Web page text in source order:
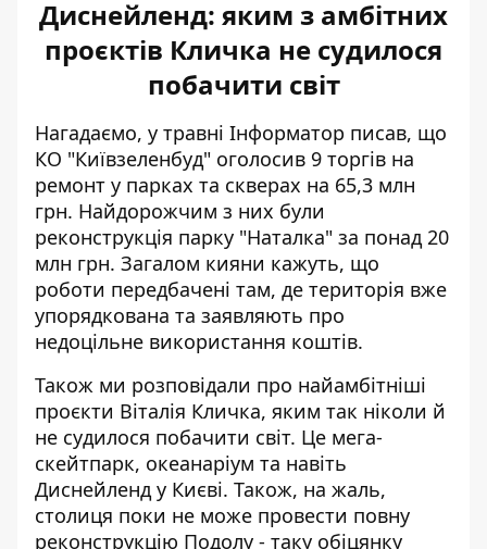
Диснейленд: яким з амбітних
проєктів Кличка не судилося
побачити світ
Нагадаємо, у травні Інформатор писав, що
КО "Київзеленбуд" оголосив 9 торгів на
ремонт у парках та скверах на 65,3 млн
грн. Найдорожчим з них були
реконструкція парку "Наталка" за понад 20
млн грн. Загалом кияни кажуть, що
роботи передбачені там, де територія вже
упорядкована та заявляють про
недоцільне використання коштів.
Також ми розповідали про найамбітніші
проєкти Віталія Кличка, яким так ніколи й
не судилося побачити світ. Це мега-
скейтпарк, океанаріум та навіть
Диснейленд у Києві. Також, на жаль,
столиця поки не може провести повну
реконструкцію Подолу - таку обіцянку